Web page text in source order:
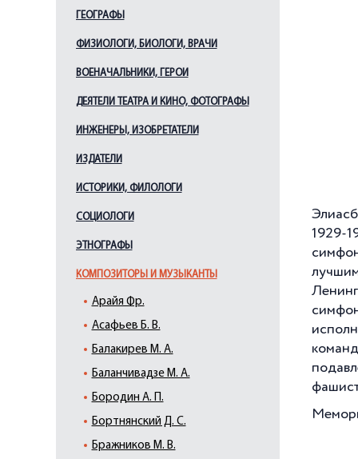
ГЕОГРАФЫ
ФИЗИОЛОГИ, БИОЛОГИ, ВРАЧИ
ВОЕНАЧАЛЬНИКИ, ГЕРОИ
ДЕЯТЕЛИ ТЕАТРА И КИНО, ФОТОГРАФЫ
ИНЖЕНЕРЫ, ИЗОБРЕТАТЕЛИ
ИЗДАТЕЛИ
ИСТОРИКИ, ФИЛОЛОГИ
СОЦИОЛОГИ
ЭТНОГРАФЫ
КОМПОЗИТОРЫ И МУЗЫКАНТЫ
Арайя Фр.
Асафьев Б. В.
Балакирев М. А.
Баланчивадзе М. А.
Бородин А. П.
Бортнянский Д. С.
Бражников М. В.
1929-